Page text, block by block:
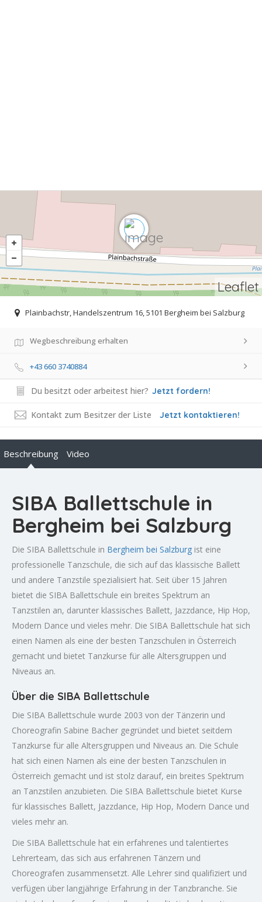
Leaflet
Plainbachstr, Handelszentrum 16, 5101 Bergheim bei Salzburg
Wegbeschreibung erhalten
+43 660 3740884
Du besitzt oder arbeitest hier? Jetzt fordern!
Kontakt zum Besitzer der Liste Jetzt kontaktieren!
Beschreibung Video
SIBA Ballettschule in
Bergheim bei Salzburg
Die SIBA Ballettschule in Bergheim bei Salzburg ist eine
professionelle Tanzschule, die sich auf das klassische Ballett
und andere Tanzstile spezialisiert hat. Seit über 15 Jahren
bietet die SIBA Ballettschule ein breites Spektrum an
Tanzstilen an, darunter klassisches Ballett, Jazzdance, Hip Hop,
Modern Dance und vieles mehr. Die SIBA Ballettschule hat sich
einen Namen als eine der besten Tanzschulen in Österreich
gemacht und bietet Tanzkurse für alle Altersgruppen und
Niveaus an.
Über die SIBA Ballettschule
Die SIBA Ballettschule wurde 2003 von der Tänzerin und
Choreografin Sabine Bacher gegründet und bietet seitdem
Tanzkurse für alle Altersgruppen und Niveaus an. Die Schule
hat sich einen Namen als eine der besten Tanzschulen in
Österreich gemacht und ist stolz darauf, ein breites Spektrum
an Tanzstilen anzubieten. Die SIBA Ballettschule bietet Kurse
für klassisches Ballett, Jazzdance, Hip Hop, Modern Dance und
vieles mehr an.
Die SIBA Ballettschule hat ein erfahrenes und talentiertes
Lehrerteam, das sich aus erfahrenen Tänzern und
Choreografen zusammensetzt. Alle Lehrer sind qualifiziert und
verfügen über langjährige Erfahrung in der Tanzbranche. Sie